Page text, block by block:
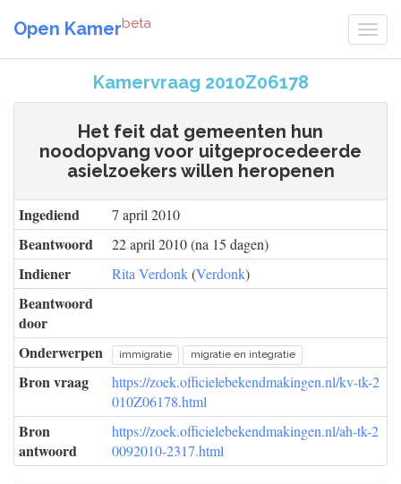
Open Kamerbeta
Kamervraag 2010Z06178
Het feit dat gemeenten hun
noodopvang voor uitgeprocedeerde
asielzoekers willen heropenen
Ingediend 7 april 2010
Beantwoord 22 april 2010 (na 15 dagen)
Indiener Rita Verdonk(Verdonk)
Beantwoord
door
Onderwerpen
immigratie migratie en integratie
Bron vraag
https://zoek.officielebekendmakingen.nl/kv-tk-2
010Z06178.html
Bron
antwoord
https://zoek.officielebekendmakingen.nl/ah-tk-2
0092010-2317.html